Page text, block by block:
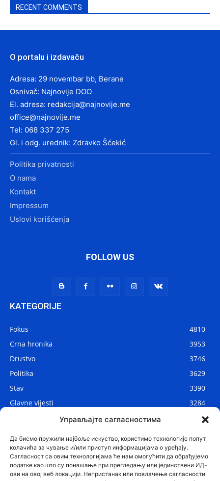
Управљајте сагласностима
Да бисмо пружили најбоље искуство, користимо технологије попут
колачића за чување и/или приступ информацијама о уређају.
Сагласност са овим технологијама ће нам омогућити да обрађујемо
податке као што су понашање при прегледању или јединствени ИД-
ови на овој веб локацији. Непристанак или повлачење сагласности
RECENT COMMENTS
O portalu i izdavaču
Adresa: 29 novembar bb, Berane
Osnivač: Najnovije DOO
El. adresa: redakcija@najnovije.me
office@najnovije.me
Tel: 068 337 275
Gl. i odg. urednik: Zdravko Šćekić
Politika privatnosti
O nama
Kontakt
Impressum
Uslovi korišćenja
FOLLOW US
KATEGORIJE
Fokus
4810
Crna hronika
3953
Drustvo
3746
Politika
3629
Stav
3390
Glavne vijesti
3284
2906